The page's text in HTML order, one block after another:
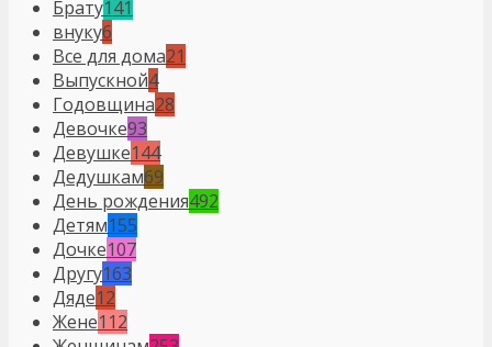
Брату141
внуку6
Все для дома21
Выпускной4
Годовщина28
Девочке93
Девушке144
Дедушкам69
День рождения492
Детям155
Дочке107
Другу163
Дяде12
Жене112